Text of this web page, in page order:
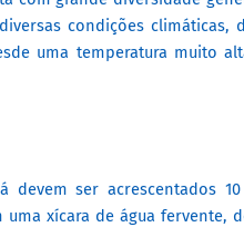
condições climáticas,
uma temperatura muito
devem ser acrescentados
uma xícara de água fervente,